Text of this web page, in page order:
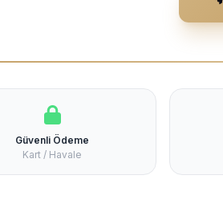
Güvenli Ödeme
Kart / Havale